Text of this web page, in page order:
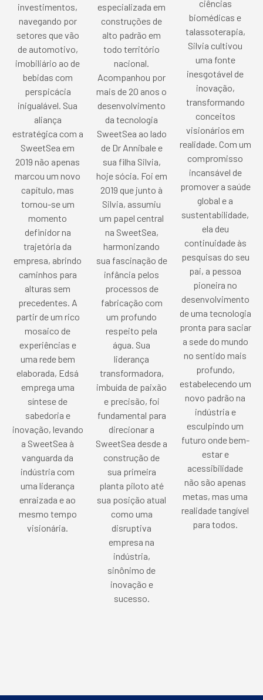
investimentos,
navegando por
setores que vão
de automotivo,
imobiliário ao de
bebidas com
perspicácia
inigualável. Sua
aliança
estratégica com a
SweetSea em
2019 não apenas
marcou um novo
capítulo, mas
tornou-se um
momento
definidor na
trajetória da
empresa, abrindo
caminhos para
alturas sem
precedentes. A
partir de um rico
mosaico de
experiências e
uma rede bem
elaborada, Edsá
emprega uma
síntese de
sabedoria e
inovação, levando
a SweetSea à
vanguarda da
indústria com
uma liderança
enraizada e ao
mesmo tempo
visionária.
especializada em
construções de
alto padrão em
todo território
nacional.
Acompanhou por
mais de 20 anos o
desenvolvimento
da tecnologia
SweetSea ao lado
de Dr Annibale e
sua filha Silvia,
hoje sócia. Foi em
2019 que junto à
Silvia, assumiu
um papel central
na SweetSea,
harmonizando
sua fascinação de
infância pelos
processos de
fabricação com
um profundo
respeito pela
água. Sua
liderança
transformadora,
imbuída de paixão
e precisão, foi
fundamental para
direcionar a
SweetSea desde a
construção de
sua primeira
planta piloto até
sua posição atual
como uma
disruptiva
empresa na
indústria,
sinônimo de
inovação e
sucesso.
ciências
biomédicas e
talassoterapia,
Silvia cultivou
uma fonte
inesgotável de
inovação,
transformando
conceitos
visionários em
realidade. Com um
compromisso
incansável de
promover a saúde
global e a
sustentabilidade,
ela deu
continuidade às
pesquisas do seu
pai, a pessoa
pioneira no
desenvolvimento
de uma tecnologia
pronta para saciar
a sede do mundo
no sentido mais
profundo,
estabelecendo um
novo padrão na
indústria e
esculpindo um
futuro onde bem-
estar e
acessibilidade
não são apenas
metas, mas uma
realidade tangível
para todos.